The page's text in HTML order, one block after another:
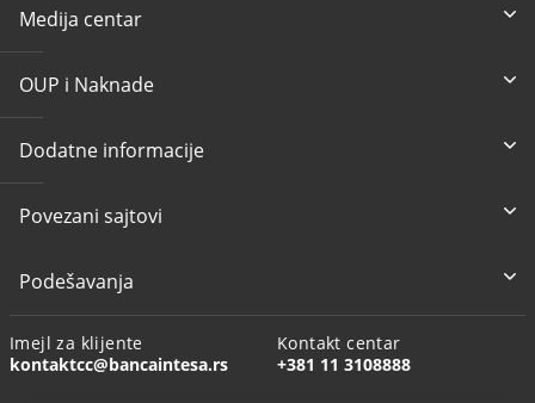
Medija centar
OUP i Naknade
Dodatne informacije
Povezani sajtovi
Podešavanja
Imejl za klijente
kontaktcc@bancaintesa.rs
Kontakt centar
+381 11 3108888